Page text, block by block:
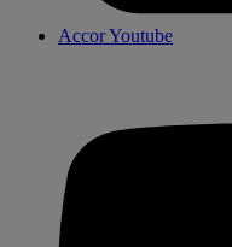
Accor Youtube